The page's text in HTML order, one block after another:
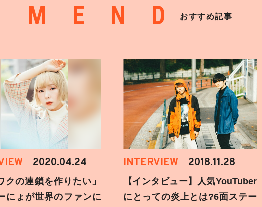
おすすめ記事
2020.04.24
クの連鎖を作りたい」
にょが世界のファンに
INTERVIEW 2018.11.28
【インタビュー】人気YouTuber
にとっての炎上とは?6面ステー